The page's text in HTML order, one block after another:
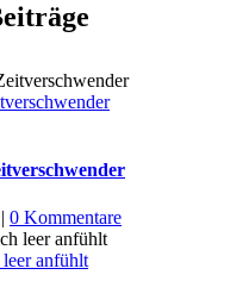
| 0 Kommentare
anfühlt